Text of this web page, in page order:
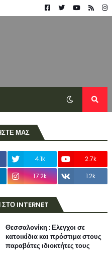
ΜΑΣ
4.1k
2.7k
17.2k 1.2k
INTERNET
Θεσσαλονίκη : Ελεγχοι σε
κατοικίδια και πρόστιμα στους
παραβάτες ιδιοκτήτες τους